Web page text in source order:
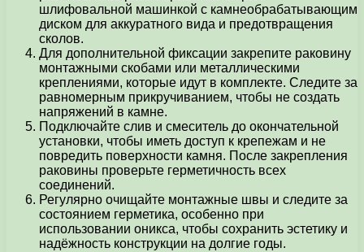
шлифовальной машинкой с камнеобрабатывающим
диском для аккуратного вида и предотвращения
сколов.
Для дополнительной фиксации закрепите раковину
монтажными скобами или металлическими
креплениями, которые идут в комплекте. Следите за
равномерным прикручиванием, чтобы не создать
напряжений в камне.
Подключайте слив и смеситель до окончательной
установки, чтобы иметь доступ к крепежам и не
повредить поверхности камня. После закрепления
раковины проверьте герметичность всех
соединений.
Регулярно очищайте монтажные швы и следите за
состоянием герметика, особенно при
использовании оникса, чтобы сохранить эстетику и
надёжность конструкции на долгие годы.